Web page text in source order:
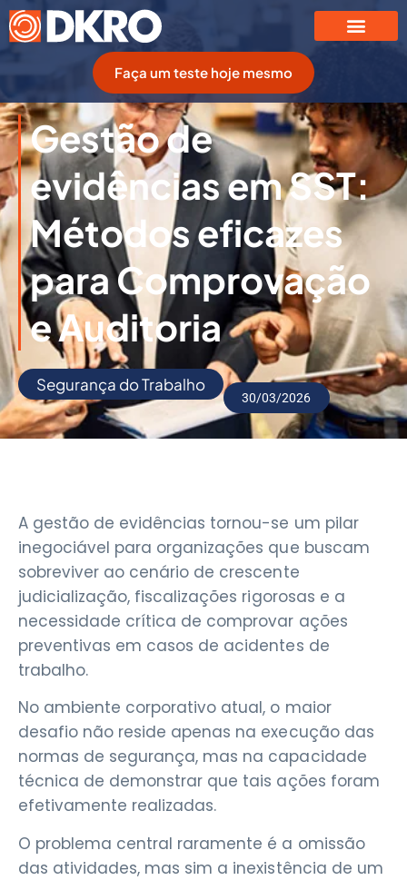
Faça um teste hoje mesmo
Gestão de
evidências em SST:
Métodos eficazes
para Comprovação
e Auditoria
Segurança do Trabalho
30/03/2026
A gestão de evidências tornou-se um pilar
inegociável para organizações que buscam
sobreviver ao cenário de crescente
judicialização, fiscalizações rigorosas e a
necessidade crítica de comprovar ações
preventivas em casos de acidentes de
trabalho.
No ambiente corporativo atual, o maior
desafio não reside apenas na execução das
normas de segurança, mas na capacidade
técnica de demonstrar que tais ações foram
efetivamente realizadas.
O problema central raramente é a omissão
das atividades, mas sim a inexistência de um